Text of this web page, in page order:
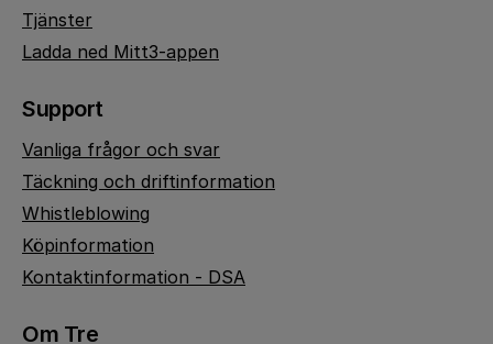
Tjänster
Ladda ned Mitt3-appen
Support
Vanliga frågor och svar
Täckning och driftinformation
Whistleblowing
Köpinformation
Kontaktinformation - DSA
Om Tre